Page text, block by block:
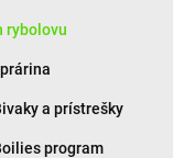
rybolovu
a prístrešky
program